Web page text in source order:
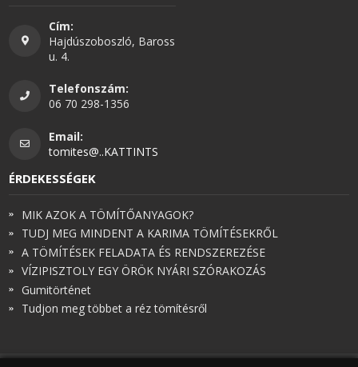
Cím:
Hajdúszoboszló, Baross
u. 4.
Telefonszám:
06 70 298-1356
Email:
tomites@..KATTINTS
ÉRDEKESSÉGEK
MIK AZOK A TÖMÍTŐANYAGOK?
TUDJ MEG MINDENT A KARIMA TÖMÍTÉSEKRŐL
A TÖMÍTÉSEK FELADATA ÉS RENDSZEREZÉSE
VÍZIPISZTOLY EGY ÖRÖK NYÁRI SZÓRAKOZÁS
Gumitörténet
Tudjon meg többet a réz tömítésről